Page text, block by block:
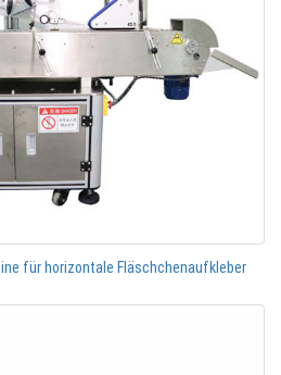
für horizontale Fläschchenaufkleber